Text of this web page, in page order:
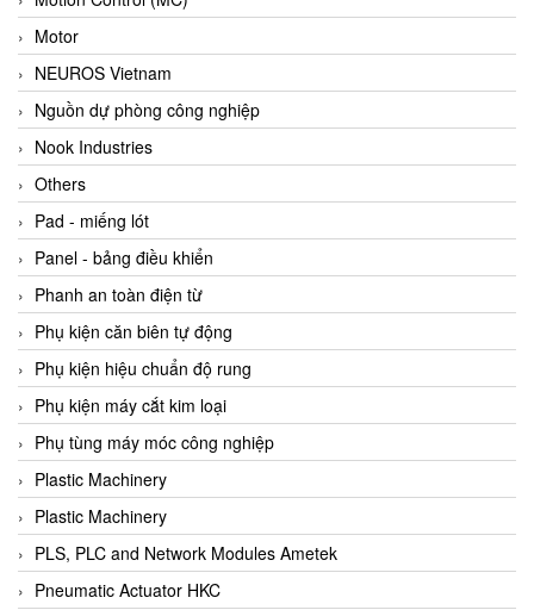
Beacon Extender
Beckhoff
Bedook
Bei Sensor
Beijer
Beinlich-pumps
Beka
BEKO
Belimo
Benetech Vietnam
Bently Nevada
Bentone Vietnam
Bernstein Vietnam
Berthold
Bestech
Bestech
Motor
NEUROS Vietnam
Nguồn dự phòng công nghiệp
Nook Industries
Others
Pad - miếng lót
Panel - bảng điều khiển
Phanh an toàn điện từ
Phụ kiện căn biên tự động
Phụ kiện hiệu chuẩn độ rung
Phụ kiện máy cắt kim loại
Phụ tùng máy móc công nghiệp
Plastic Machinery
Plastic Machinery
PLS, PLC and Network Modules Ametek
Pneumatic Actuator HKC